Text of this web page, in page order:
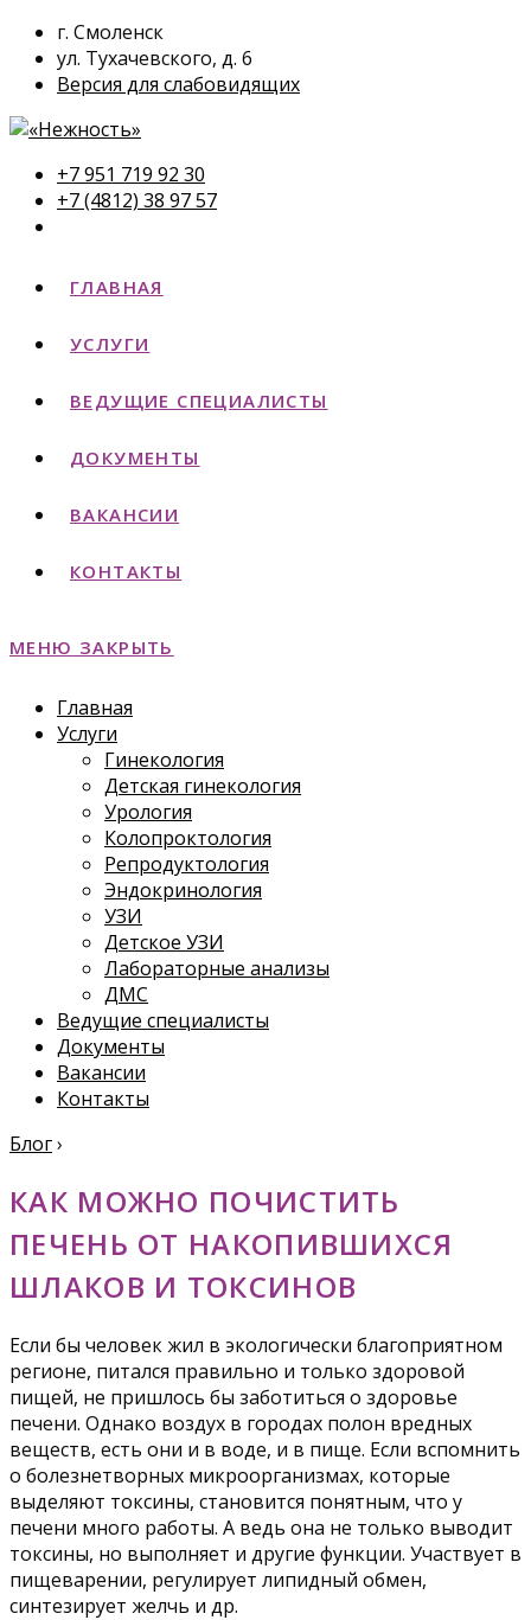
г. Смоленск
ул. Тухачевского, д. 6
Версия для слабовидящих
+7 951 719 92 30
+7 (4812) 38 97 57
ГЛАВНАЯ
УСЛУГИ
ВЕДУЩИЕ СПЕЦИАЛИСТЫ
ДОКУМЕНТЫ
ВАКАНСИИ
КОНТАКТЫ
МЕНЮ ЗАКРЫТЬ
Главная
Услуги
Гинекология
Детская гинекология
Урология
Колопроктология
Репродуктология
Эндокринология
УЗИ
Детское УЗИ
Лабораторные анализы
ДМС
Ведущие специалисты
Документы
Вакансии
Контакты
Блог›
КАК МОЖНО ПОЧИСТИТЬ
ПЕЧЕНЬ ОТ НАКОПИВШИХСЯ
ШЛАКОВ И ТОКСИНОВ
Если бы человек жил в экологически благоприятном
регионе, питался правильно и только здоровой
пищей, не пришлось бы заботиться о здоровье
печени. Однако воздух в городах полон вредных
веществ, есть они и в воде, и в пище. Если вспомнить
о болезнетворных микроорганизмах, которые
выделяют токсины, становится понятным, что у
печени много работы. А ведь она не только выводит
токсины, но выполняет и другие функции. Участвует в
пищеварении, регулирует липидный обмен,
синтезирует желчь и др.